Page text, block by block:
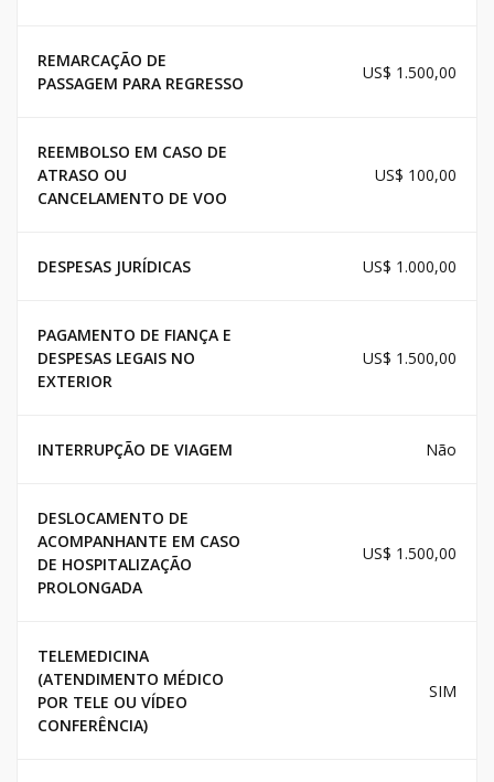
REMARCAÇÃO DE
PASSAGEM PARA REGRESSO
US$ 1.500,00
REEMBOLSO EM CASO DE
ATRASO OU
CANCELAMENTO DE VOO
US$ 100,00
DESPESAS JURÍDICAS US$ 1.000,00
PAGAMENTO DE FIANÇA E
DESPESAS LEGAIS NO
EXTERIOR
US$ 1.500,00
INTERRUPÇÃO DE VIAGEM Não
DESLOCAMENTO DE
ACOMPANHANTE EM CASO
DE HOSPITALIZAÇÃO
PROLONGADA
US$ 1.500,00
TELEMEDICINA
(ATENDIMENTO MÉDICO
POR TELE OU VÍDEO
CONFERÊNCIA)
SIM